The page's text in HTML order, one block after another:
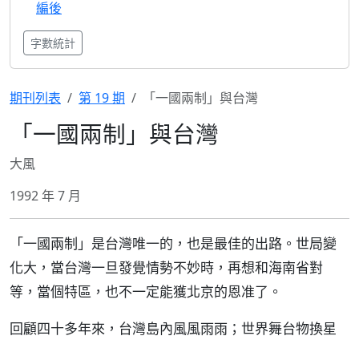
編後
字數統計
期刊列表 第 19 期 「一國兩制」與台灣
「一國兩制」與台灣
大風
1992 年 7 月
「一國兩制」是台灣唯一的，也是最佳的出路。世局變
化大，當台灣一旦發覺情勢不妙時，再想和海南省對
等，當個特區，也不一定能獲北京的恩准了。
回顧四十多年來，台灣島內風風雨雨；世界舞台物換星